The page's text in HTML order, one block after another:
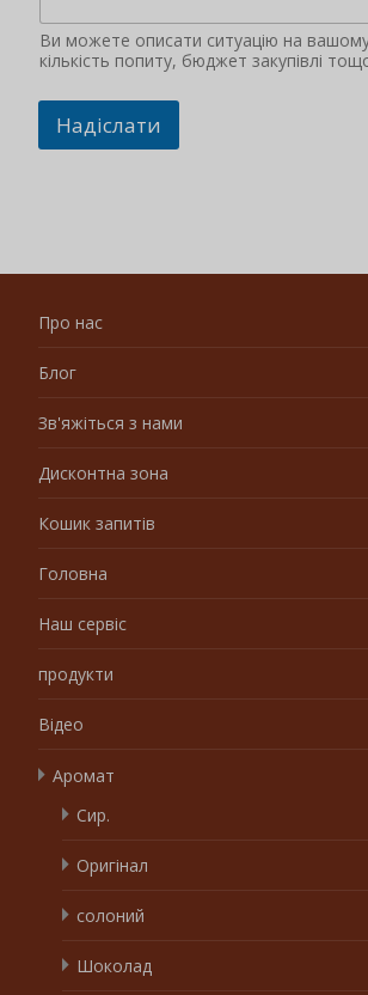
Ви можете описати ситуацію на
кількість попиту, бюджет закупівлі
Надіслати
Про нас
Блог
Зв'яжіться з нами
Дисконтна зона
Кошик запитів
Головна
Наш сервіс
продукти
Відео
Аромат
Сир.
Оригінал
солоний
Шоколад